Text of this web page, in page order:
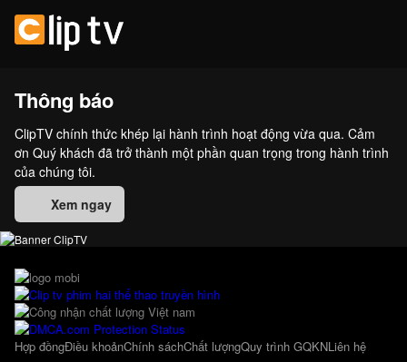
Thông báo
ClipTV chính thức khép lại hành trình hoạt động vừa qua. Cảm
ơn Quý khách đã trở thành một phần quan trọng trong hành trình
của chúng tôi.
Xem ngay
Hợp đồngĐiều khoảnChính sáchChất lượngQuy trình GQKNLiên hệ